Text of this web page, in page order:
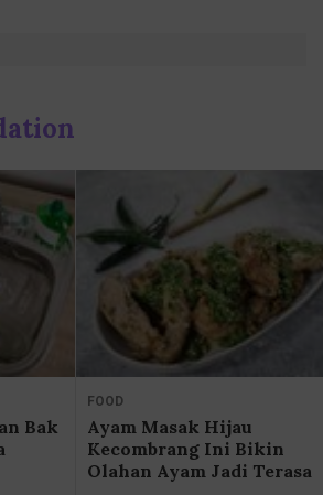
Bak
FOOD
Ayam Masak Hijau
Kecombrang Ini Bikin
Olahan Ayam Jadi Terasa